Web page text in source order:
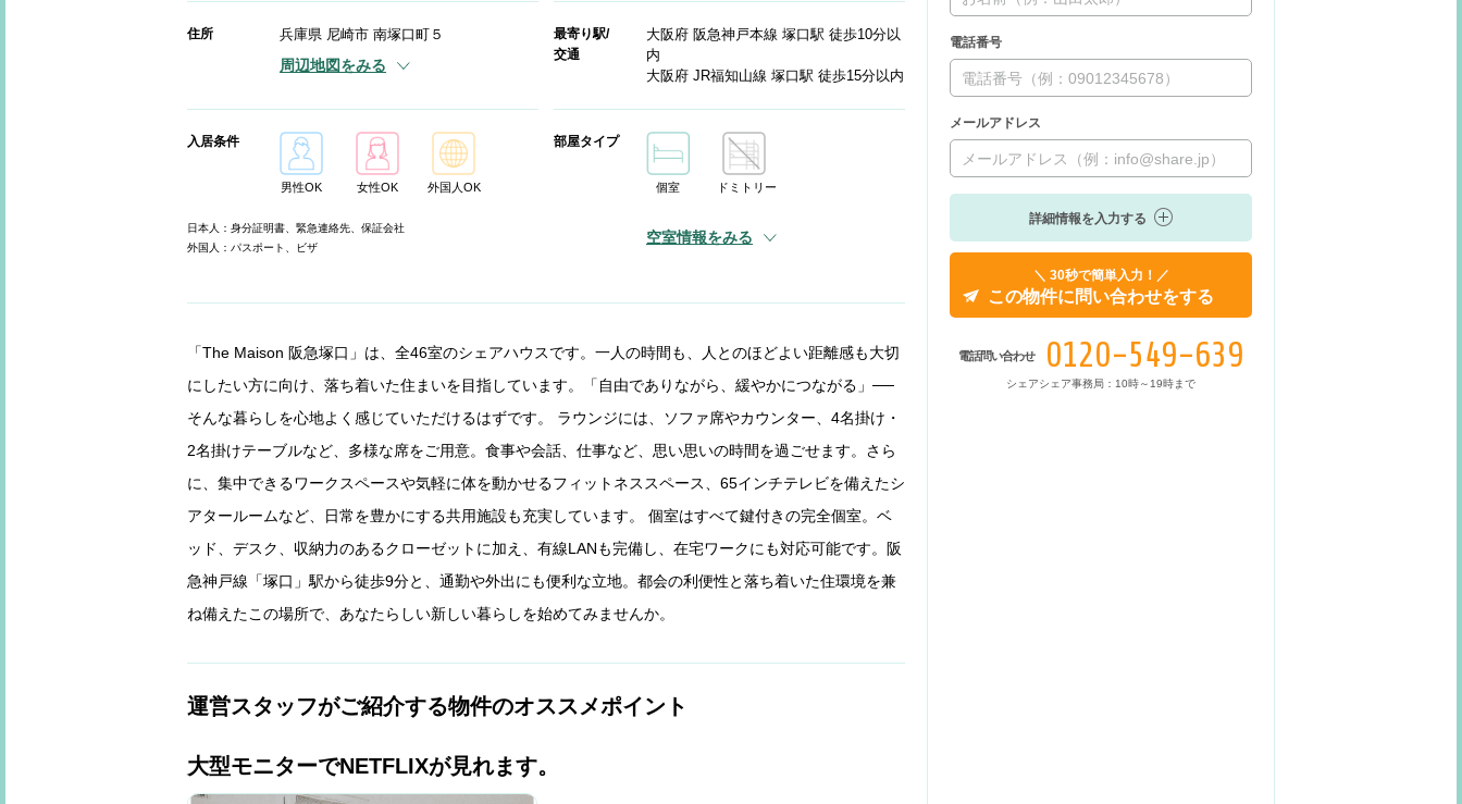
住所 兵庫県 尼崎市 南塚口町５
周辺地図をみる
最寄り駅/
交通
大阪府 阪急神戸本線 塚口駅 徒歩10分以
内
大阪府 JR福知山線 塚口駅 徒歩15分以内
入居条件
男性OK 女性OK 外国人OK
日本人：身分証明書、緊急連絡先、保証会社
外国人：パスポート、ビザ
部屋タイプ
個室 ドミトリー
空室情報をみる
「The Maison 阪急塚口」は、全46室のシェアハウスです。一人の時間も、人とのほどよい距離感も大切
にしたい方に向け、落ち着いた住まいを目指しています。「自由でありながら、緩やかにつながる」──
そんな暮らしを心地よく感じていただけるはずです。 ラウンジには、ソファ席やカウンター、4名掛け・
2名掛けテーブルなど、多様な席をご用意。食事や会話、仕事など、思い思いの時間を過ごせます。さら
に、集中できるワークスペースや気軽に体を動かせるフィットネススペース、65インチテレビを備えたシ
アタールームなど、日常を豊かにする共用施設も充実しています。 個室はすべて鍵付きの完全個室。ベ
ッド、デスク、収納力のあるクローゼットに加え、有線LANも完備し、在宅ワークにも対応可能です。阪
急神戸線「塚口」駅から徒歩9分と、通勤や外出にも便利な立地。都会の利便性と落ち着いた住環境を兼
ね備えたこの場所で、あなたらしい新しい暮らしを始めてみませんか。
運営スタッフがご紹介する物件のオススメポイント
大型モニターでNETFLIXが見れます。
電話番号
メールアドレス
詳細情報を入力する
＼ 30秒で簡単入力！／
この物件に問い合わせをする
電話問い合わせ 0120-549-639
シェアシェア事務局：10時～19時まで